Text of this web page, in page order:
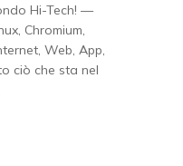
Hi-Tech! —
Chromium,
Web, App,
ciò che sta nel